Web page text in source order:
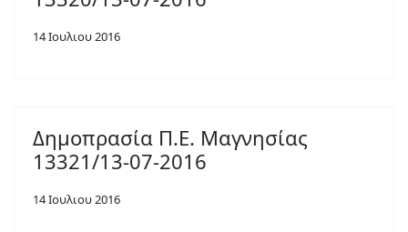
14 Ιουλιου 2016
Δημοπρασία Π.Ε. Μαγνησίας
13321/13-07-2016
14 Ιουλιου 2016